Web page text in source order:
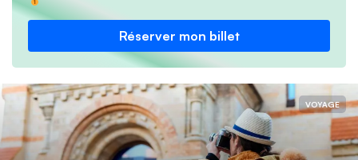
Réserver mon billet
VOYAGE